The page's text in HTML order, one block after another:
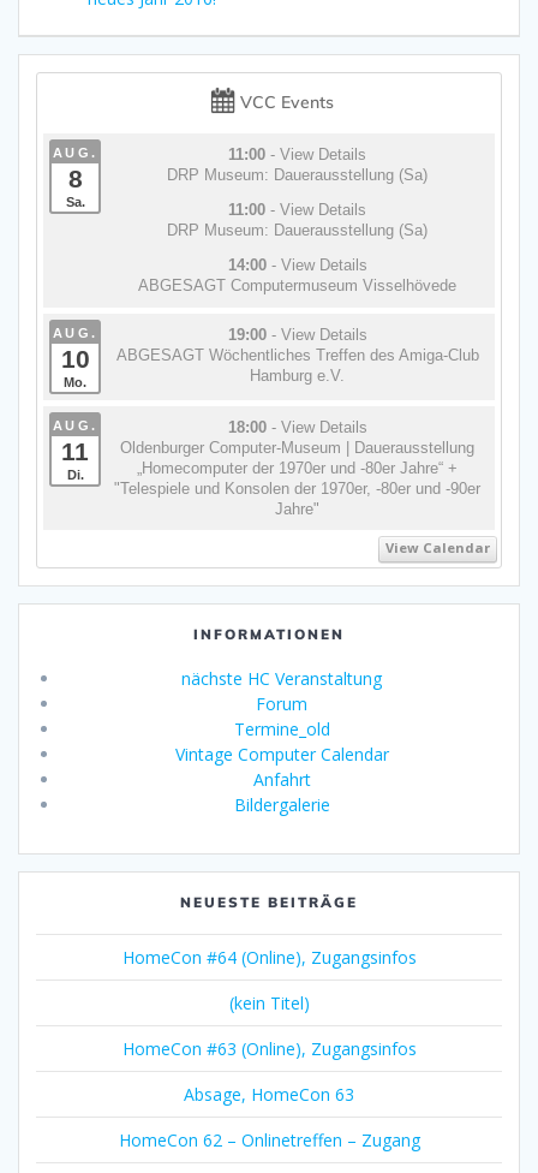
VCC Events
AUG.
8
Sa.
11:00 - View Details
DRP Museum: Dauerausstellung (Sa)
11:00 - View Details
DRP Museum: Dauerausstellung (Sa)
14:00 - View Details
ABGESAGT Computermuseum Visselhövede
AUG.
10
Mo.
19:00 - View Details
ABGESAGT Wöchentliches Treffen des Amiga-Club
Hamburg e.V.
AUG.
11
Di.
18:00 - View Details
Oldenburger Computer-Museum | Dauerausstellung
„Homecomputer der 1970er und -80er Jahre“ +
"Telespiele und Konsolen der 1970er, -80er und -90er
Jahre"
View Calendar
INFORMATIONEN
nächste HC Veranstaltung
Forum
Termine_old
Vintage Computer Calendar
Anfahrt
Bildergalerie
NEUESTE BEITRÄGE
HomeCon #64 (Online), Zugangsinfos
(kein Titel)
HomeCon #63 (Online), Zugangsinfos
Absage, HomeCon 63
HomeCon 62 – Onlinetreffen – Zugang